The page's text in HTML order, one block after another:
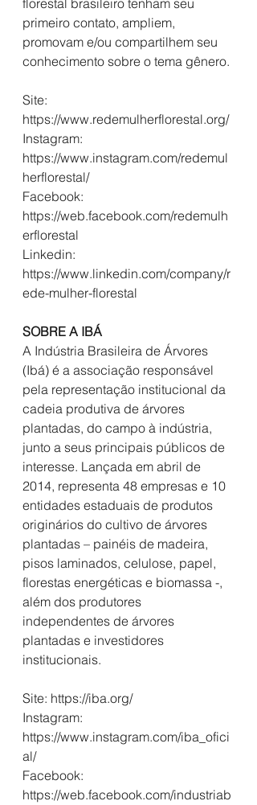
florestal brasileiro tenham seu
primeiro contato, ampliem,
promovam e/ou compartilhem seu
conhecimento sobre o tema gênero.
Site:
https://www.redemulherflorestal.org/
Instagram:
https://www.instagram.com/redemul
herflorestal/
Facebook:
https://web.facebook.com/redemulh
erflorestal
Linkedin:
https://www.linkedin.com/company/r
ede-mulher-florestal
SOBRE A IBÁ
A Indústria Brasileira de Árvores
(Ibá) é a associação responsável
pela representação institucional da
cadeia produtiva de árvores
plantadas, do campo à indústria,
junto a seus principais públicos de
interesse. Lançada em abril de
2014, representa 48 empresas e 10
entidades estaduais de produtos
originários do cultivo de árvores
plantadas – painéis de madeira,
pisos laminados, celulose, papel,
florestas energéticas e biomassa -,
além dos produtores
independentes de árvores
plantadas e investidores
institucionais.
Site: https://iba.org/
Instagram:
https://www.instagram.com/iba_ofici
al/
Facebook:
https://web.facebook.com/industriab